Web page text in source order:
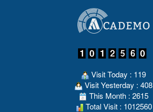
Visit Today : 119
Visit Yesterday : 408
This Month : 2615
Total Visit : 1012560